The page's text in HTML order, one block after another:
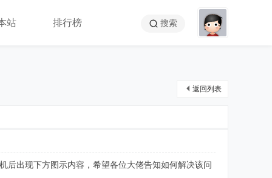
站 排行榜 搜索
返回列表
后出现下方图示内容，希望各位大佬告知如何解决该问